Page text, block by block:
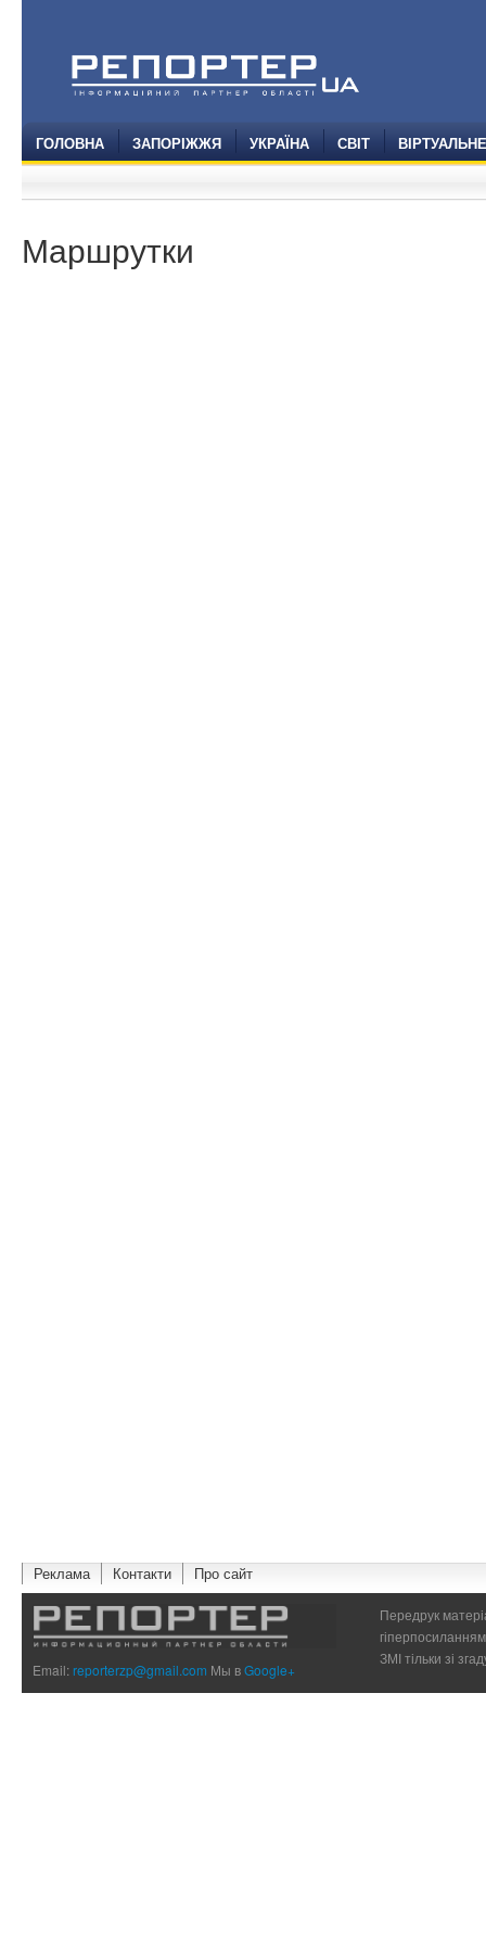
ГОЛОВНА ЗАПОРІЖЖЯ УКРАЇНА СВІТ
Маршрутки
Реклама Контакти Про сайт
Email:reporterzp@gmail.com Мы вGoogle+
Передрук
ЗМІ тільки зі